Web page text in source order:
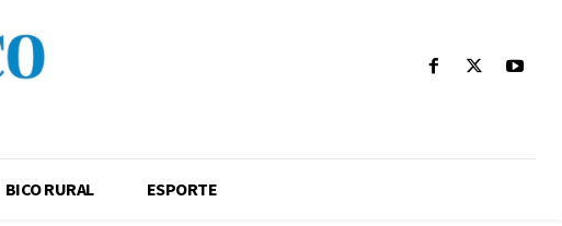
BICO RURAL ESPORTE